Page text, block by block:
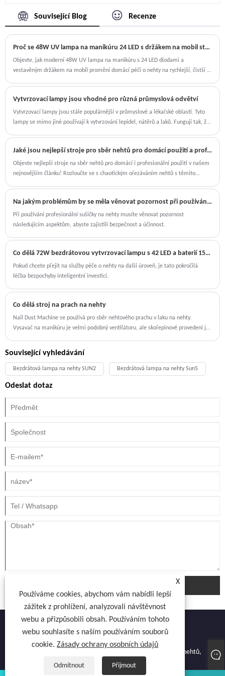
naši pověst, pokud dojde k rychlému defektu produktu.
bezpečnostními testy. Vytvrzovací gel můžeme dodat
rychle, protože máme skladem plastový obal, stačí je
sestavit do kompletní sady.
a UV, které rychle vytvrzují gel. Je to také smaltované
pouzdro laku, které se nešpiní ani nepoškrábe, cítí se
dobře a technologie při předávání. Se senzorovým
dotykovým tlačítkem se lampa na nehty snáze
používá, když na tlačítko přiložíte prst, automaticky se
zapne a začne vytvrzování.
Související Blog Recenze
Proč se 48W UV lampa na manikúru 24 LED s držákem na mobil stává nezbytností pro milovníky nehtů?
Objevte, jak moderní 48W UV lampa na manikúru s 24 LED diodami a
vestavěným držákem na mobil promění domácí péči o nehty na rychlejší, čistší a
manikúru v kvalitě salonu, aniž by museli opustit domov.
Vytvrzovací lampy jsou vhodné pro různá průmyslová odvětví
Vytvrzovací lampy jsou stále populárnější v průmyslové a lékařské oblasti. Tyto
lampy se mimo jiné používají k vytvrzování lepidel, nátěrů a laků. Fungují tak, že
Jaké jsou nejlepší stroje pro sběr nehtů pro domácí použití a profesionální použití?
Objevte nejlepší stroje na sběr nehtů pro domácí i profesionální použití v našem
nejnovějším článku! Rozloučte se s chaotickým ořezáváním nehtů s těmito
Na jakým problémům by se měla věnovat pozornost při používání profesionální sušičky nehtů?
Při používání profesionální sušičky na nehty musíte věnovat pozornost
následujícím aspektům, abyste zajistili bezpečnost a účinnost.
Co dělá 72W bezdrátovou vytvrzovací lampu s 42 LED a baterií 15600 mAh konečnou sušičkou pro nehty pro profesionály?
Pokud chcete přejít na služby péče o nehty na další úroveň, je tato pokročilá
léčba bezpochyby inteligentní investicí.
Co dělá stroj na prach na nehty
Nail Dust Machine se používá pro sběr nehtového prachu v laku na nehty.
Vysavač na manikúru je velmi podobný ventilátoru, ale skořepinové provedení je
Související vyhledávání
Bezdrátová lampa na nehty SUN2 Bezdrátová lampa na nehty Sun5
Odeslat dotaz
X
Používáme cookies, abychom vám nabídli lepší
zážitek z prohlížení, analyzovali návštěvnost
webu a přizpůsobili obsah. Používáním tohoto
webu souhlasíte s naším používáním souborů
cookie.Zásady ochrany osobních údajů
Odmítnout Přijmout
Copyright © 2022 Atocnail Industry Co., omezená - Vysoušeč nehtů,
Vysoušeč gelu, Lampa na nehty - Všechna práva vyhrazena.